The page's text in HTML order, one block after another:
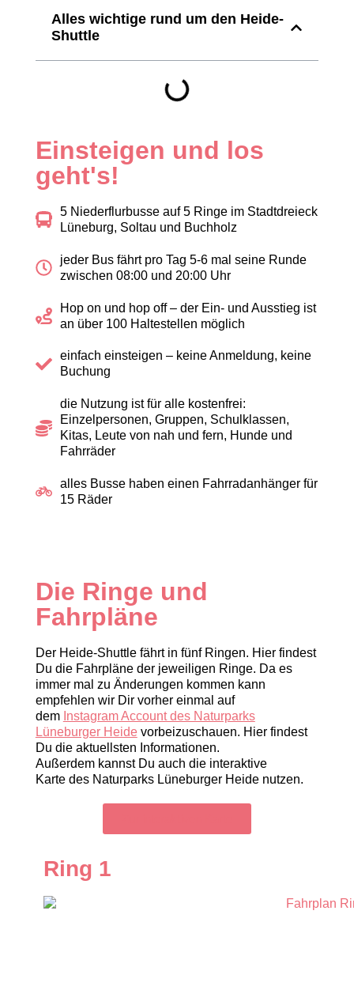
Alles wichtige rund um den Heide-
Shuttle
Einsteigen und los
geht's!
5 Niederflurbusse auf 5 Ringe im Stadtdreieck
Lüneburg, Soltau und Buchholz
jeder Bus fährt pro Tag 5-6 mal seine Runde
zwischen 08:00 und 20:00 Uhr
Hop on und hop off – der Ein- und Ausstieg ist
an über 100 Haltestellen möglich
einfach einsteigen – keine Anmeldung, keine
Buchung
die Nutzung ist für alle kostenfrei:
Einzelpersonen, Gruppen, Schulklassen,
Kitas, Leute von nah und fern, Hunde und
Fahrräder
alles Busse haben einen Fahrradanhänger für
15 Räder
Die Ringe und
Fahrpläne
Der Heide-Shuttle fährt in fünf Ringen. Hier findest
Du die Fahrpläne der jeweiligen Ringe. Da es
immer mal zu Änderungen kommen kann
empfehlen wir Dir vorher einmal auf
dem Instagram Account des Naturparks
Lüneburger Heidevorbeizuschauen. Hier findest
Du die aktuellsten Informationen.
Außerdem kannst Du auch die interaktive
Kartedes Naturparks Lüneburger Heide nutzen.
Ring 1